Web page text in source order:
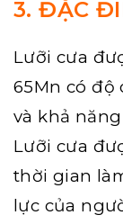
3. ĐẶC
Lưỡi cưa
65Mn có độ
và khả
Lưỡi cưa
thời gian
lực của